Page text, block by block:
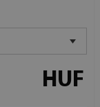
HUF